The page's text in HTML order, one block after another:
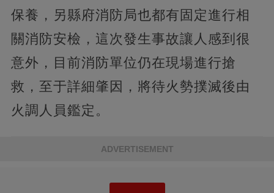
保養，另縣府消防局也都有固定進行相
關消防安檢，這次發生事故讓人感到很
意外，目前消防單位仍在現場進行搶
救，至于詳細肇因，將待火勢撲滅後由
火調人員鑑定。
ADVERTISEMENT